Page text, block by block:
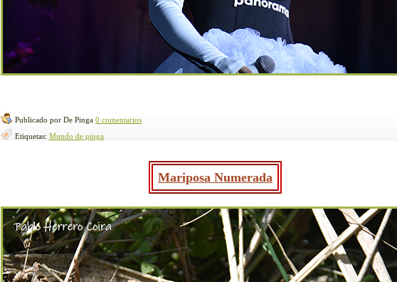
Publicado por De Pinga 0 comentarios
Etiquetas: Mundo de pinga
Mariposa Numerada